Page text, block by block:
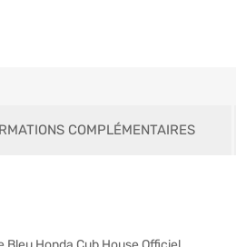
COMPLÉMENTAIRES